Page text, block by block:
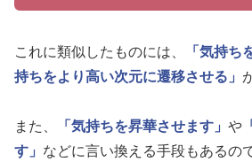
これに類似したものには、 「気持ち
持ちをより高い次元に遷移させる」
また、 「気持ちを昇華させます」 や
す」 などに言い換える手段もあるの